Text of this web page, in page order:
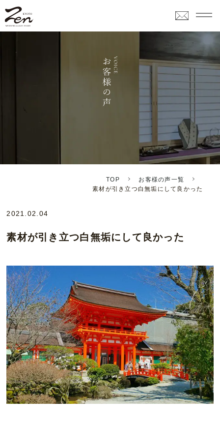
TOP
お客様の声一覧
素材が引き立つ白無垢にして良かった
2021.02.04
素材が引き立つ白無垢にして良かった